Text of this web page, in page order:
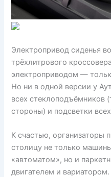
Электропривод сиденья
трёхлитрового
электроприводом —
Но ни в одной версии у
всех стеклоподъёмников
стороны) и подсветки
К счастью, организаторы
столицу не только
«автоматом», но и
двигателем и